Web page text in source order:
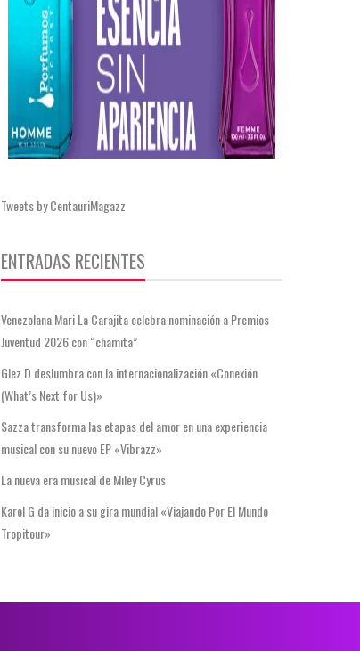
Tweets by CentauriMagazz
ENTRADAS RECIENTES
Venezolana Mari La Carajita celebra nominación a Premios
Juventud 2026 con “chamita”
Glez D deslumbra con la internacionalización «Conexión
(What’s Next for Us)»
Sazza transforma las etapas del amor en una experiencia
musical con su nuevo EP «Vibrazz»
La nueva era musical de Miley Cyrus
Karol G da inicio a su gira mundial «Viajando Por El Mundo
Tropitour»